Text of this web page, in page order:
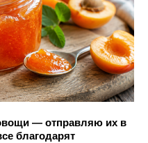
— отправляю их в
благодарят